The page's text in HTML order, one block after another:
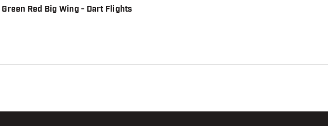
Green Red Big Wing - Dart Flights